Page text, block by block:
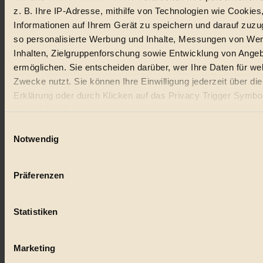
z. B. Ihre IP-Adresse, mithilfe von Technologien wie
Informationen auf Ihrem Gerät zu speichern und darauf
so personalisierte Werbung und Inhalte, Messungen von
Inhalten, Zielgruppenforschung sowie Entwicklung von
ermöglichen. Sie entscheiden darüber, wer Ihre Daten für
Zwecke nutzt. Sie können Ihre Einwilligung jederzeit über
Erklärung oder durch Klicken auf das Privacy Trigger
oder widerrufen
Wenn Sie es erlauben, würden wir auch gerne:
Ihr Gerät durch aktives Scannen nach bestimmten
Erfahren Sie mehr darüber, wie Ihre persönlichen Daten
Notwendig
Präferenzen
Statistiken
Marketing
Natur
kinderbuch
nachhaltig